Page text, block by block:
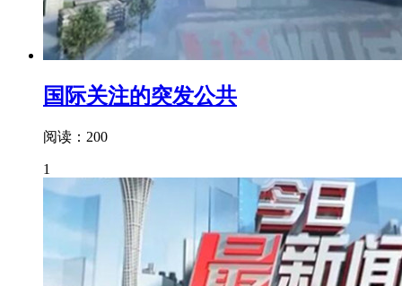
国际关注的突发公共
阅读：200
1